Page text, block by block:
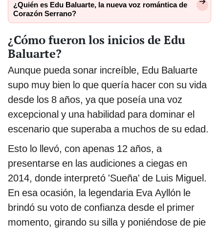
¿Quién es Edu Baluarte, la nueva voz romántica de
Corazón Serrano?
¿Cómo fueron los inicios de Edu
Baluarte?
Aunque pueda sonar increíble, Edu Baluarte
supo muy bien lo que quería hacer con su vida
desde los 8 años, ya que poseía una voz
excepcional y una habilidad para dominar el
escenario que superaba a muchos de su edad.
Esto lo llevó, con apenas 12 años, a
presentarse en las audiciones a ciegas en
2014, donde interpretó 'Sueña' de Luis Miguel.
En esa ocasión, la legendaria Eva Ayllón le
brindó su voto de confianza desde el primer
momento, girando su silla y poniéndose de pie